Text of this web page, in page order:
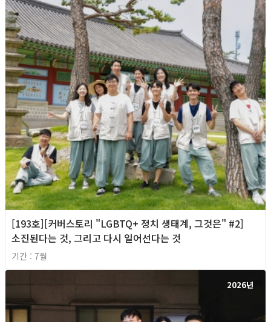
[193호][커버스토리 "LGBTQ+ 정치 생태계, 그것은" #2]
소진된다는 것, 그리고 다시 일어선다는 것
기간 : 7월
2026년